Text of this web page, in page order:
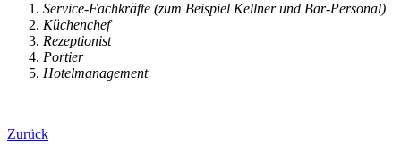
Service-Fachkräfte (zum Beispiel Kellner und Bar-Personal)
Küchenchef
Rezeptionist
Portier
Hotelmanagement
Zurück